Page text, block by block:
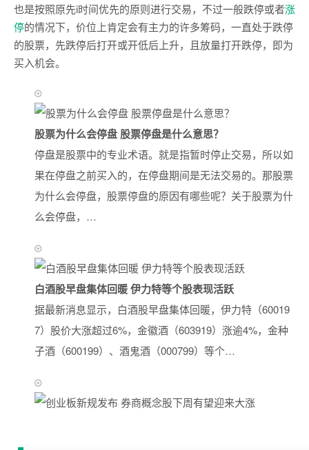
也是按照原先i时间优先的原则进行交易，不过一般跌停或者涨
停的情况下，价位上肯定会有主力的许多筹码，一直处于跌停
的股票，先跌停后打开或开低后上升，且放量打开跌停，即为
买入机会。
股票为什么会停盘 股票停盘是什么意思？
停盘是股票中的专业术语。就是指暂时停止交易，所以如
果在停盘之前买入的，在停盘期间是无法交易的。那股票
为什么会停盘，股票停盘的原因有哪些呢？关于股票为什
么会停盘，…
白酒股早盘集体回暖 伊力特等个股表现活跃
据最新消息显示，白酒股早盘集体回暖，伊力特（60019
7）股价大涨超过6%，金徽酒（603919）涨逾4%，金种
子酒（600199）、酒鬼酒（000799）等个…